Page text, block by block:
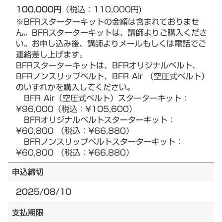
100,000円 （税込：110,000円)
※BFRスターターキットの金額は含まれておりませ
ん。BFRスターターキットは、講師よりご購入くださ
い。お申し込み後、講師よりメールもしくは電話でご
連絡差し上げます。
BFRスターターキットは、BFRオリジナルベルト、
BFRノンスリップベルト、BFR Air （空圧式ベルト）
のいずれかを購入してください。
BFR Air（空圧式ベルト）スターターキット：
¥96,000（税込：¥105,600）
BFRオリジナルベルトスターターキット：
¥60,800 （税込：¥66,880）
BFRノンスリップベルトスターターキット：
¥60,800 （税込：¥66,880）
申込締切
2025/08/10
支払期限